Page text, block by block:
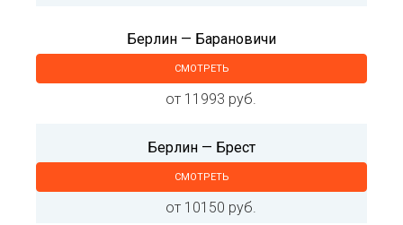
Берлин — Барановичи
СМОТРЕТЬ
от 11993 руб.
Берлин — Брест
СМОТРЕТЬ
от 10150 руб.